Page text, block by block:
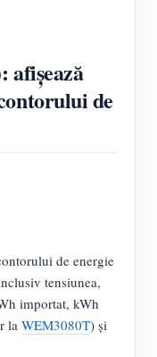
afișează
de
de energie
tensiunea,
importat, kWh
la WEM3080T) și